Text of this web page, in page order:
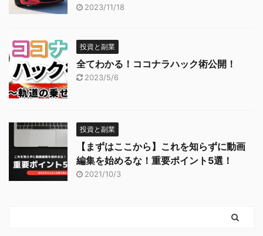
2023/11/18
投資と副業
全てわかる！ココナラハック術公開！
2023/5/6
投資と副業
【まずはここから】これを知らずに動画
編集を始めるな！重要ポイント5選！
2021/10/3